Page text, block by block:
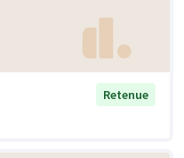
Retenue